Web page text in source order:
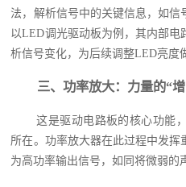
法，解析信号中的关键信息，如信
以LED调光驱动板为例，其内部
析信号变化，为后续调整LED亮度
三、功率放大：力量的“
这是驱动电路板的核心功能
所在。功率放大器在此过程中发
为高功率输出信号，如同将微弱的